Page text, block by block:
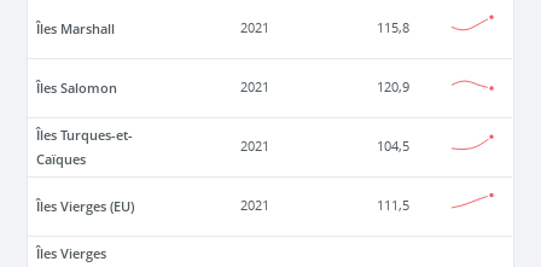
Îles Marshall 2021 115,8
Îles Salomon 2021 120,9
Îles Turques-et-
Caïques
2021 104,5
Îles Vierges (EU) 2021 111,5
Îles Vierges